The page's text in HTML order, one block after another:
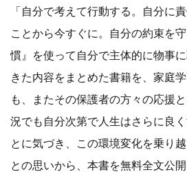
「自分で考えて行動する。自分に
ことから今すぐに。自分の約束を
慣』を使って自分で主体的に物事
きた内容をまとめた書籍を、家庭
も、またその保護者の方々の応援
況でも自分次第で人生はさらに良
とに気づき、この環境変化を乗り
との思いから、本書を無料全文公